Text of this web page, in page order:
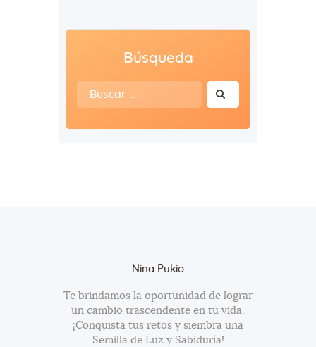
Búsqueda
Buscar:
Nina Pukio
Te brindamos la oportunidad de lograr
un cambio trascendente en tu vida.
¡Conquista tus retos y siembra una
Semilla de Luz y Sabiduría!